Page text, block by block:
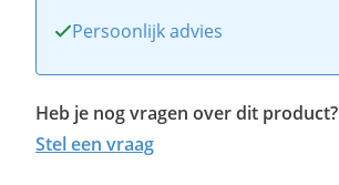
Persoonlijk advies
Heb je nog vragen over dit product?
Stel een vraag